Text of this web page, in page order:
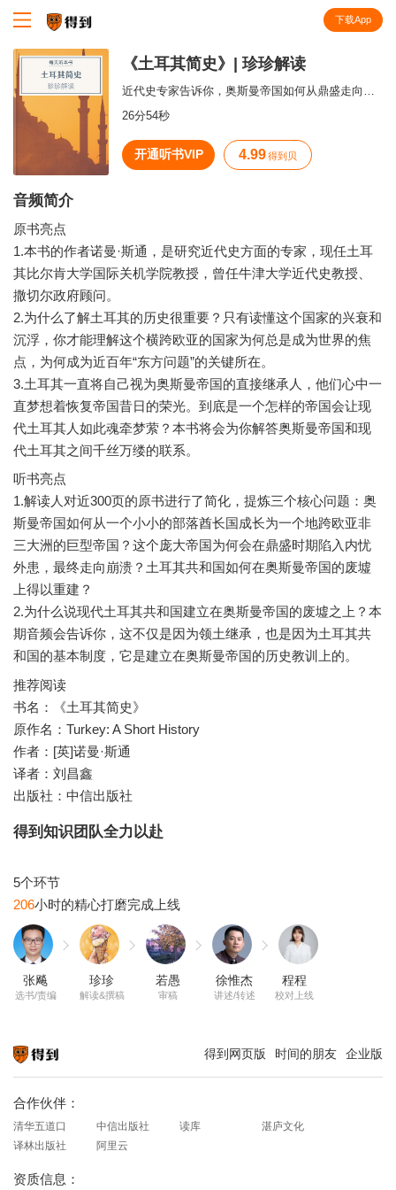
下载App
《土耳其简史》| 珍珍解读
近代史专家告诉你，奥斯曼帝国如何从鼎盛走向衰亡，土耳其如何在其基础上诞生。
26分54秒
开通听书VIP 4.99 得到贝
音频简介
原书亮点
1.本书的作者诺曼·斯通，是研究近代史方面的专家，现任土耳
其比尔肯大学国际关机学院教授，曾任牛津大学近代史教授、
撒切尔政府顾问。
2.为什么了解土耳其的历史很重要？只有读懂这个国家的兴衰和
沉浮，你才能理解这个横跨欧亚的国家为何总是成为世界的焦
点，为何成为近百年“东方问题”的关键所在。
3.土耳其一直将自己视为奥斯曼帝国的直接继承人，他们心中一
直梦想着恢复帝国昔日的荣光。到底是一个怎样的帝国会让现
代土耳其人如此魂牵梦萦？本书将会为你解答奥斯曼帝国和现
听书亮点
1.解读人对近300页的原书进行了简化，提炼三个核心问题：奥
斯曼帝国如何从一个小小的部落酋长国成长为一个地跨欧亚非
三大洲的巨型帝国？这个庞大帝国为何会在鼎盛时期陷入内忧
外患，最终走向崩溃？土耳其共和国如何在奥斯曼帝国的废墟
上得以重建？
2.为什么说现代土耳其共和国建立在奥斯曼帝国的废墟之上？本
期音频会告诉你，这不仅是因为领土继承，也是因为土耳其共
推荐阅读
书名：《土耳其简史》
原作名：Turkey: A Short History
作者：[英]诺曼·斯通
译者：刘昌鑫
出版社：中信出版社
得到知识团队全力以赴
206
张飚
选书/责编
珍珍
解读&撰稿
若愚
审稿
徐惟杰
讲述/转述
程程
校对上线
得到网页版 时间的朋友 企业版
合作伙伴：
清华五道口 中信出版社 读库
湛庐文化
译林出版社
阿里云
资质信息：